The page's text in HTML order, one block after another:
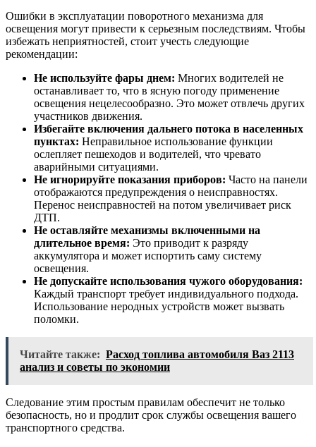
Ошибки в эксплуатации поворотного механизма для
освещения могут привести к серьезным последствиям. Чтобы
избежать неприятностей, стоит учесть следующие
рекомендации:
Не используйте фары днем: Многих водителей не
останавливает то, что в ясную погоду применение
освещения нецелесообразно. Это может отвлечь других
участников движения.
Избегайте включения дальнего потока в населенных
пунктах: Неправильное использование функции
ослепляет пешеходов и водителей, что чревато
аварийными ситуациями.
Не игнорируйте показания приборов: Часто на панели
отображаются предупреждения о неисправностях.
Перенос неисправностей на потом увеличивает риск
ДТП.
Не оставляйте механизмы включенными на
длительное время: Это приводит к разряду
аккумулятора и может испортить саму систему
освещения.
Не допускайте использования чужого оборудования:
Каждый транспорт требует индивидуального подхода.
Использование неродных устройств может вызвать
поломки.
Читайте также: Расход топлива автомобиля Ваз 2113
анализ и советы по экономии
Следование этим простым правилам обеспечит не только
безопасность, но и продлит срок службы освещения вашего
транспортного средства.